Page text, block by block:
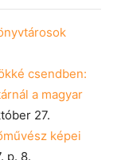
csendben:
a magyar
27.
képei
p. 8.